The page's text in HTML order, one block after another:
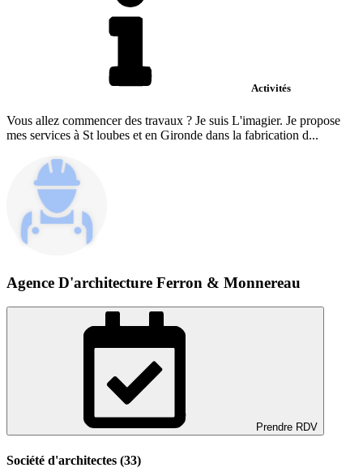
Activités
Vous allez commencer des travaux ? Je suis L'imagier. Je propose
mes services à St loubes et en Gironde dans la fabrication d...
Agence D'architecture Ferron & Monnereau
Prendre RDV
Société d'architectes (33)